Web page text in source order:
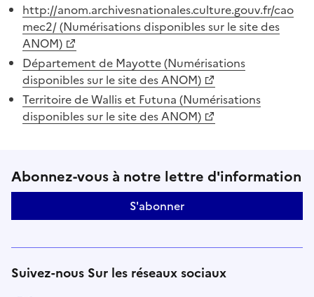
http://anom.archivesnationales.culture.gouv.fr/cao
mec2/ (Numérisations disponibles sur le site des
ANOM)
Département de Mayotte (Numérisations
disponibles sur le site des ANOM)
Territoire de Wallis et Futuna (Numérisations
disponibles sur le site des ANOM)
Suivez-nous sur le réseaux
Abonnez-vous à notre lettre d'information
S'abonner
Suivez-nous Sur les réseaux sociaux